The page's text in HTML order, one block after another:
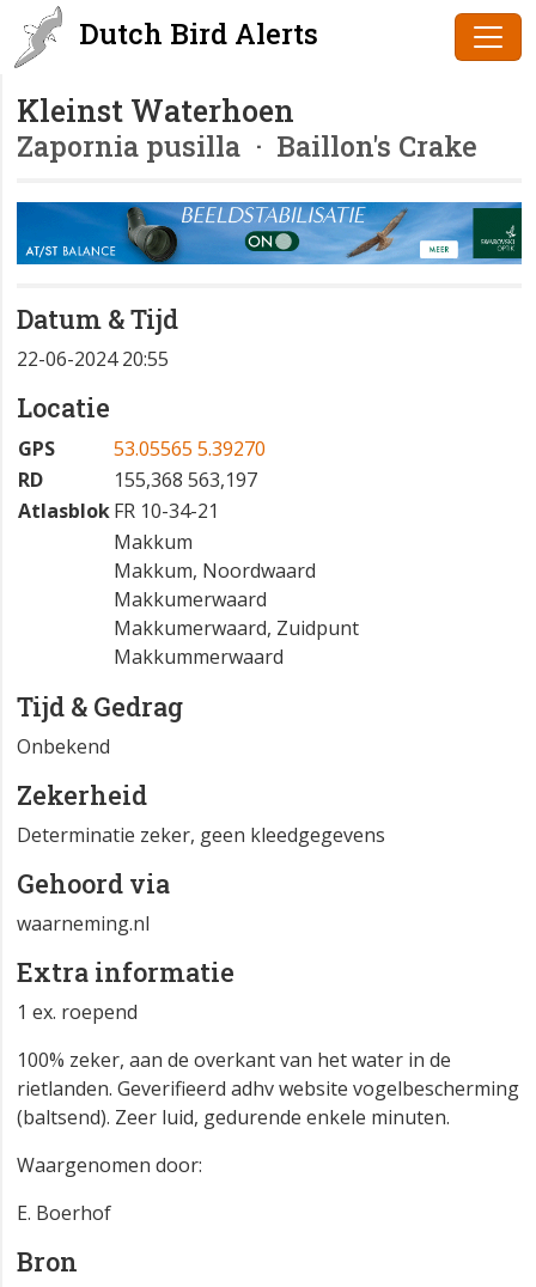
Dutch Bird Alerts
Kleinst Waterhoen
Zapornia pusilla · Baillon's Crake
Datum & Tijd
22-06-2024 20:55
Locatie
GPS
53.05565 5.39270
RD
155,368 563,197
AtlasblokFR 10-34-21
Makkum
Makkum, Noordwaard
Makkumerwaard
Makkumerwaard, Zuidpunt
Makkummerwaard
Tijd & Gedrag
Onbekend
Zekerheid
Determinatie zeker, geen kleedgegevens
Gehoord via
waarneming.nl
Extra informatie
1 ex. roepend
100% zeker, aan de overkant van het water in de
rietlanden. Geverifieerd adhv website vogelbescherming
(baltsend). Zeer luid, gedurende enkele minuten.
Waargenomen door:
E. Boerhof
Bron